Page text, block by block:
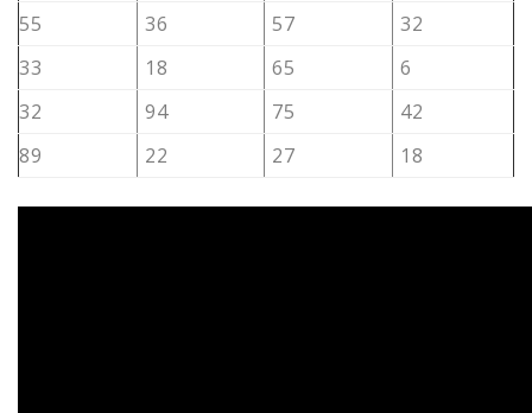
55
36 57
32
33
18 65
6
32
94 75
42
89
22 27 18